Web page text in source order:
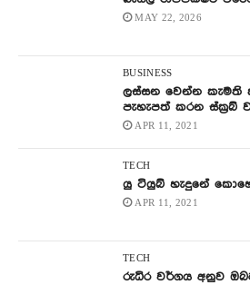
MAY 22, 2026
BUSINESS
ලස්සන වෙන්න කැමති
පැහැපත් කරන ස්ක්‍රබ්
APR 11, 2021
TECH
යු ටියුබ් හැදුනේ
APR 11, 2021
TECH
රුධිර වර්ගය අනුව